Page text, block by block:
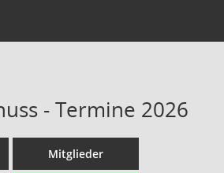
- Termine 2026
Mitglieder